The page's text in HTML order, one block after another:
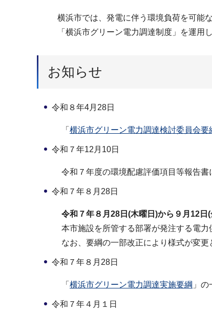
横浜市では、発電に伴う環境負荷を可能
「横浜市グリーン電力調達制度」を運用
お知らせ
令和８年4月28日
「 横浜市グリーン電力調達検討委員会要
令和７年12月10日
令和７年度の環境配慮評価項目等報告書
令和７年８月28日
令和７年８⽉28⽇(木曜日)から９⽉12⽇
本市施設を所管する部署が発注する電力供
なお、要綱の⼀部改正により様式が変更と
令和７年８月28日
「 横浜市グリーン電力調達実施要綱 」の
令和７年４月１日